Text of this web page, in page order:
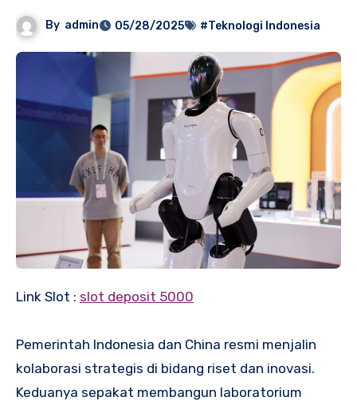
By admin 05/28/2025 #Teknologi Indonesia
Link Slot : slot deposit 5000
Pemerintah Indonesia dan China resmi menjalin
kolaborasi strategis di bidang riset dan inovasi.
Keduanya sepakat membangun laboratorium